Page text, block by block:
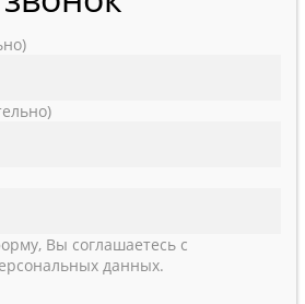
Вы соглашаетесь с
данных.